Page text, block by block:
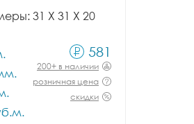
31 X 31 X 20
581
200+ в наличии
розничная цена
скидки